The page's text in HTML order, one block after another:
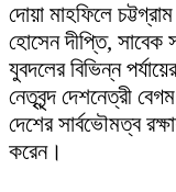
‎দোয়া মাহফিলে
হোসেন দীপ্তি, সাবেক
যুবদলের বিভিন্ন
নেতৃবৃন্দ দেশনেত্রী
দেশের সার্বভৌমত্ব
করেন।